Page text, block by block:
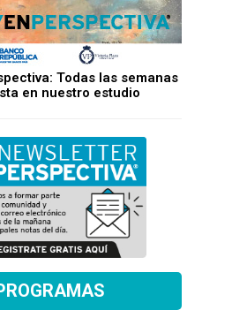
Todas las semanas
en nuestro estudio